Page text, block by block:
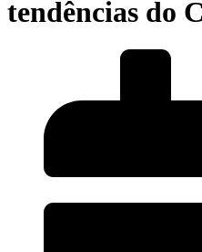
tendências do